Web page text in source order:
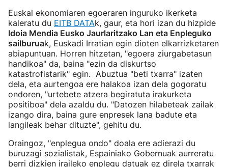
Euskal ekonomiaren egoeraren inguruko ikerketa
kaleratu du EITB DATAk, gaur, eta hori izan du hizpide
Idoia Mendia Eusko Jaurlaritzako Lan eta Enpleguko
sailburuak, Euskadi Irratian egin dioten elkarrizketaren
abiapuntuan. Horren hitzetan, "egoera ziurgabetasun
handikoa" da, baina "ezin da diskurtso
katastrofistarik" egin. Abuztua "beti txarra" izaten
dela, eta aurtengoa ere halakoa izan dela gogoratu
ondoren, "urtebete atzera begiratuta irakurketa
positiboa" dela azaldu du. "Datozen hilabeteak zailak
izango dira, baina gure enpresek lana badute eta
langileak behar dituzte", gehitu du.
Oraingoz, "enplegua ondo" doala ere adierazi du
buruzagi sozialistak, Espainiako Gobernuak aurreratu
berri dizkien iraileko enplegu datuak ez direla txarrak